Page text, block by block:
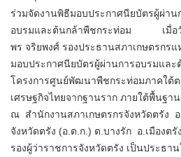
Search
for:
ร่วมจัดงานพิธีมอบประกาศนียบัตรผู้ผ่าน
อบรมและต้นกล้าพืชกระท่อม เมื่อวั
พร จริยพงศ์ รองประธานสภาเกษตรกร
มอบประกาศนียบัตรผู้ผ่านการอบรมแล
โครงการศูนย์พัฒนาพืชกระท่อมภาคใต้
เศรษฐกิจไทยจากฐานราก ภายใต้พื้นฐ
ณ สำนักงานสภาเกษตรกรจังหวัดตรัง อ
จังหวัดตรัง (อ.ต.ก.) ต.บางรัก อ.เมืองต
รองผู้ว่าราชการจังหวัดตรัง เป็นประธ